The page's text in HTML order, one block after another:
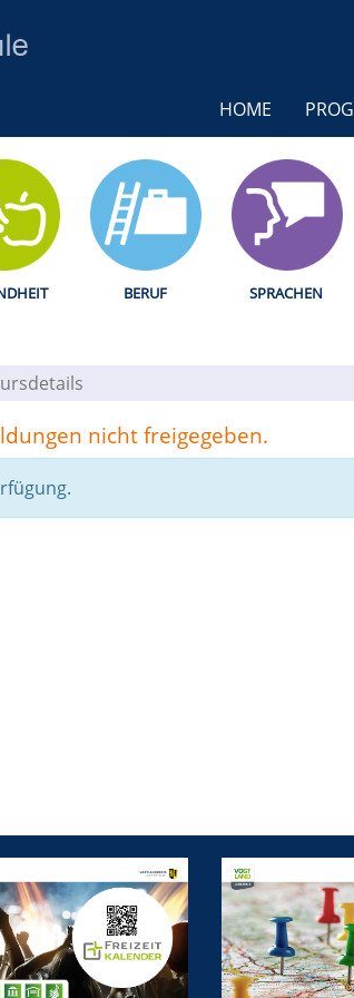
HOME
BERUF SPRACHEN
nicht freigegeben.